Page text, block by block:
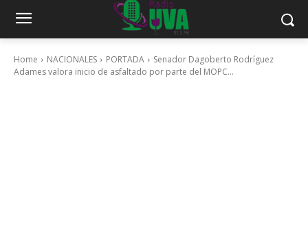
Home NACIONALES PORTADA
Senador Dagoberto Rodríguez
Adames valora inicio de asfaltado por parte del MOPC...